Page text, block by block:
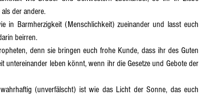
der andere.
beirren.
untereinander leben könnt, wenn ihr die Gesetze und Gebote der